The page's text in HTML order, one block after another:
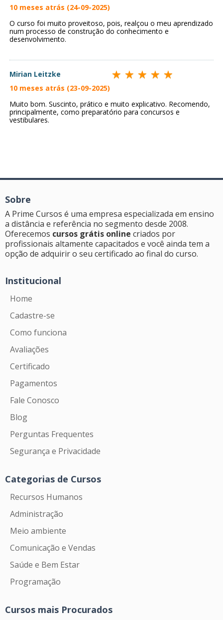
10 meses atrás (24-09-2025)
O curso foi muito proveitoso, pois, realçou o meu aprendizado
num processo de construção do conhecimento e
desenvolvimento.
Mirian Leitzke
10 meses atrás (23-09-2025)
Muito bom. Suscinto, prático e muito explicativo. Recomendo,
principalmente, como preparatório para concursos e
vestibulares.
Sobre
A Prime Cursos é uma empresa especializada em ensino
a distância e referência no segmento desde 2008.
Oferecemos cursos grátis online criados por
profissionais altamente capacitados e você ainda tem a
opção de adquirir o seu certificado ao final do curso.
Institucional
Home
Cadastre-se
Como funciona
Avaliações
Certificado
Pagamentos
Fale Conosco
Blog
Perguntas Frequentes
Segurança e Privacidade
Categorias de Cursos
Recursos Humanos
Administração
Meio ambiente
Comunicação e Vendas
Saúde e Bem Estar
Programação
Cursos mais Procurados